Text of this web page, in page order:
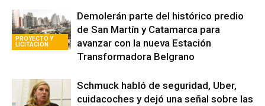
PROYECTO Y
LICITACION
Demolerán parte del histórico predio
de San Martín y Catamarca para
avanzar con la nueva Estación
Transformadora Belgrano
Schmuck habló de seguridad, Uber,
cuidacoches y dejó una señal sobre las